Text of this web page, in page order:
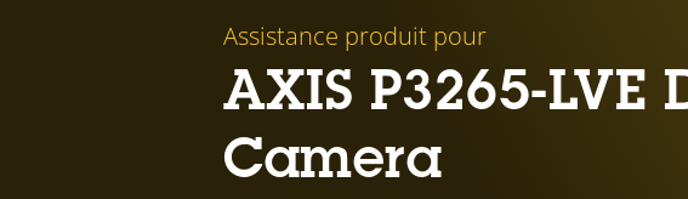
Assistance produit pour
AXIS P3265-LVE
Camera